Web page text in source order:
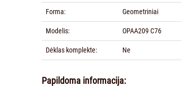
Forma: Geometriniai
Modelis: OPAA209 C76
Dėklas komplekte: Ne
Papildoma informacija: